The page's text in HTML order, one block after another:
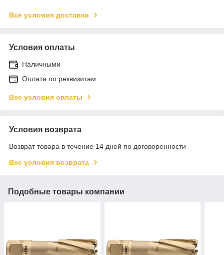
Все условия доставки
Условия оплаты
Наличными
Оплата по реквизитам
Все условия оплаты
Условия возврата
Возврат товара в течение 14 дней по договоренности
Все условия возврата
Подобные товары компании